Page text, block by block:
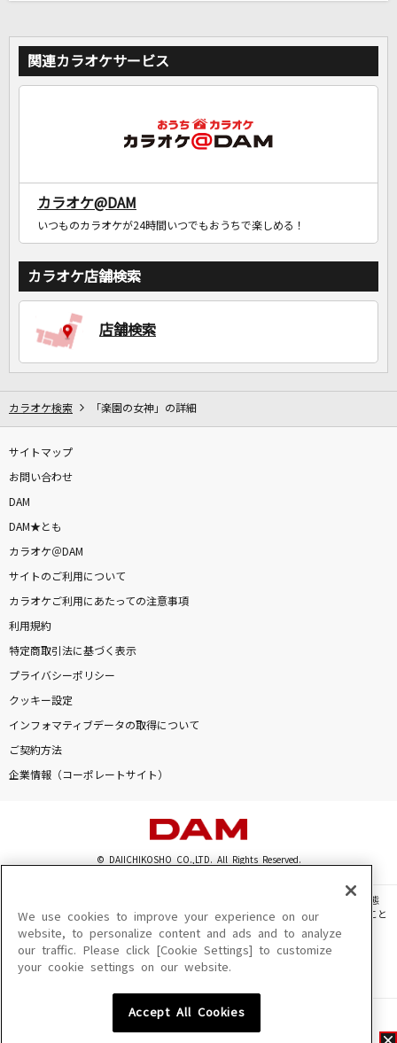
家族や友達と一緒に！練習にも！
関連カラオケサービス
カラオケ@DAM
いつものカラオケが24時間いつでもおうちで楽しめる！
カラオケ店舗検索
店舗検索
カラオケ検索 「楽園の女神」の詳細
サイトマップ
お問い合わせ
DAM
DAM★とも
カラオケ＠DAM
サイトのご利用について
カラオケご利用にあたっての注意事項
利用規約
特定商取引法に基づく表示
プライバシーポリシー
クッキー設定
インフォマティブデータの取得について
ご契約方法
企業情報（コーポレートサイト）
© DAIICHIKOSHO CO.,LTD. All Rights Reserved.
このサイトに掲載されている一切の文章・画像・写真・動画・音声等を、手段や形態
を問わず、著作権法の定める範囲を超えて無断で複製、転載、ファイル化などすること
を禁じます。
楽曲及びコンテンツは、機種によりご利用いただけない場合があります。
楽曲及びコンテンツの配信日、配信内容が変更になる場合があります。
We use cookies to improve your experience on our
website, to personalize content and ads and to analyze
our traffic. Please click [Cookie Settings] to customize
your cookie settings on our website.
Accept All Cookies